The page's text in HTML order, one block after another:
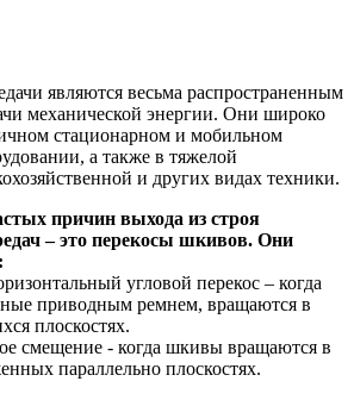
являются весьма распространенным
механической энергии. Они широко
стационарном и мобильном
а также в тяжелой
и других видах техники.
причин выхода из строя
– это перекосы шкивов. Они
угловой перекос – когда
приводным ремнем, вращаются в
плоскостях.
смещение - когда шкивы вращаются в
параллельно плоскостях.